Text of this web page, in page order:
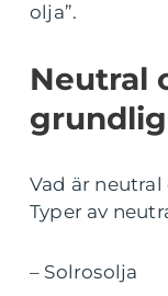
olja”.
Neutral
Vad är neutral
Typer av
– Solrosolja